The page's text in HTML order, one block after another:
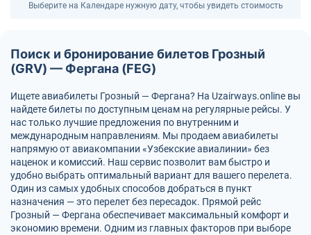
Выберите на Календаре нужную дату, чтобы увидеть стоимость
Поиск и бронирование билетов Грозный
(GRV) — Фергана (FEG)
Ищете авиабилеты Грозный — Фергана? На Uzairways.online вы
найдете билеты по доступным ценам на регулярные рейсы. У
нас только лучшие предложения по внутренним и
международным направлениям. Мы продаем авиабилеты
напрямую от авиакомпании «Узбекские авиалинии» без
наценок и комиссий. Наш сервис позволит вам быстро и
удобно выбрать оптимальный вариант для вашего перелета.
Один из самых удобных способов добраться в пункт
назначения — это перелет без пересадок. Прямой рейс
Грозный — Фергана обеспечивает максимальный комфорт и
экономию времени. Одним из главных факторов при выборе